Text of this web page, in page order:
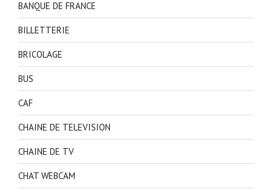
BANQUE DE FRANCE
BILLETTERIE
BRICOLAGE
BUS
CAF
CHAINE DE TELEVISION
CHAINE DE TV
CHAT WEBCAM